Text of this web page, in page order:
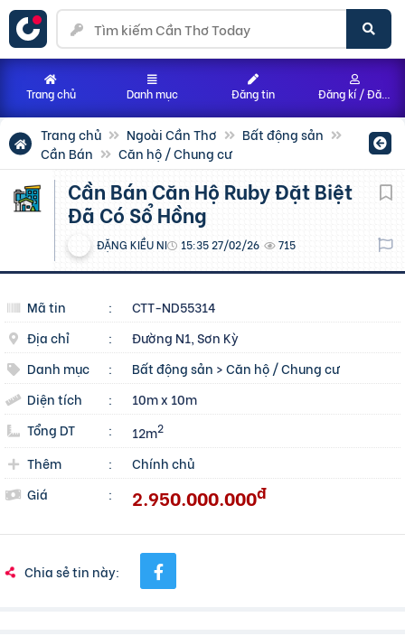
Trang chủ Ngoài Cần Thơ
Bất động sản
Cần Bán
Căn hộ / Chung cư
Cần Bán Căn Hộ Ruby Đặt Biệt
Đã Có Sổ Hồng
ĐẶNG KIỀU NI 15:35 27/02/26 715
Mã tin :
CTT-ND55314
Địa chỉ
:
Đường N1, Sơn Kỳ
Danh mục
: Bất động sản >Căn hộ / Chung cư
Diện tích
:
10m x 10m
Tổng DT
: 12m2
Thêm :
Chính chủ
Giá
: 2.950.000.000đ
Chia sẻ tin này:
Trang chủ Danh mục Đăng tin